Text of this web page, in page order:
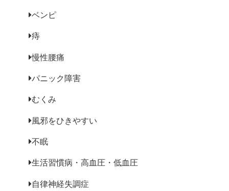
ベンピ
痔
慢性腰痛
パニック障害
むくみ
風邪をひきやすい
不眠
生活習慣病・高血圧・低血圧
自律神経失調症